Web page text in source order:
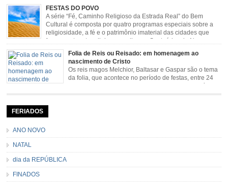
sendo milagroso e grande protetor de suas causas. o ponto alto da festa de
São Benedito é a Marujada. […]
FESTAS DO POVO
A série “Fé, Caminho Religioso da Estrada Real” do Bem
Cultural é composta por quatro programas especiais sobre a
religiosidade, a fé e o patrimônio imaterial das cidades que
fazem parte rota religiosa que liga os Santuários de Nossa
Senhora da Piedade (MG) e Nossa Senhora da Conceição Aparecida (SP)
pela Estrada Real. Quarto episódio […]
Folia de Reis ou Reisado: em homenagem ao
nascimento de Cristo
Os reis magos Melchior, Baltasar e Gaspar são o tema
da folia, que acontece no período de festas, entre 24
de dezembro e 06 de janeiro. Durante a festa, o líder e
seu contramestre lideram a música e o canto do grupo, passando pela
FERIADOS
ANO NOVO
NATAL
dia da REPÚBLICA
FINADOS